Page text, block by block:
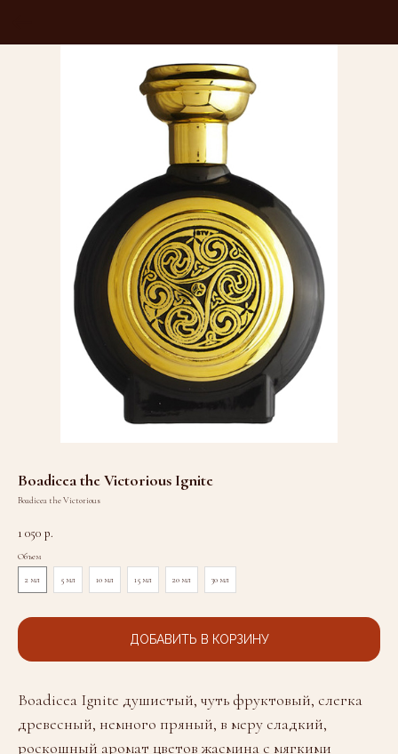
Boadicea the Victorious Ignite
Boadicea the Victorious
1 050 р.
Объем
2 мл 5 мл 10 мл 15 мл 20 мл 30 мл
ДОБАВИТЬ В КОРЗИНУ
Boadicea Ignite душистый, чуть фруктовый, слегка
древесный, немного пряный, в меру сладкий,
роскошный аромат цветов жасмина с мягкими